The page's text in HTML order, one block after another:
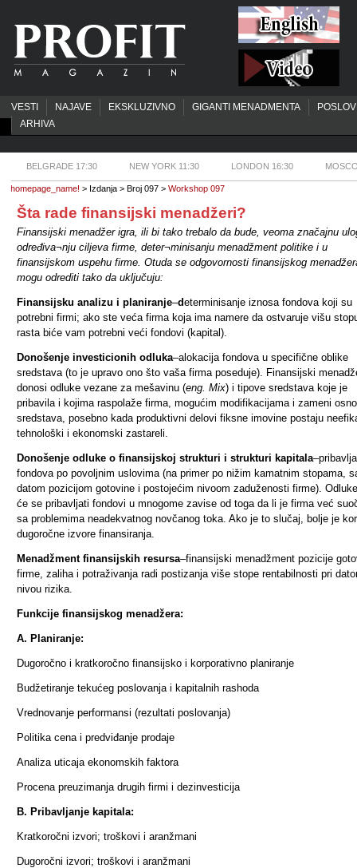
VESTI NAJAVE EKSKLUZIVNO GIGANTI MENADMENTA
ARHIVA
BELGRADE 17:30 NEW YORK 11:30 LONDON 16:30
homepage_name! > Izdanja > Broj 097 > Workshop 097
Šta rade finansijski menadžeri?
Finansijski menadžer igra, ili bi tako trebalo da bude, veoma značajnu
određiva¬nju ciljeva firme, deter¬minisanju menadžment politike i u
finansijskom uspehu firme. Otuda se odgovornosti finansijskog
mogu odrediti tako da uključuju:
Finansijsku analizu i planiranje–determinisanje iznosa fondova koji su
potrebni firmi; ako ste veća firma koja ima namere da ostvaruje višu
rasta biće vam potrebni veći fondovi (kapital).
Donošenje investicionih odluka–alokacija fondova u specifične oblike
sredstava (to je upravo ono što vaša firma poseduje). Finansijski
donosi odluke vezane za mešavinu (eng. Mix) i tipove sredstava koje je
pribavila i kojima raspolaže firma, mogućim modifikacijama i zameni
sredstava, posebno kada produktivni delovi fiksne imovine postaju
tehnološki i ekonomski zastareli.
Donošenje odluke o finansijskoj strukturi i strukturi kapitala
fondova po povoljnim uslovima (na primer po nižim kamatnim stopama,
datom pozicijom gotovine i postojećim nivoom zaduženosti firme).
će se pribavljati fondovi u mnogome zavise od toga da li je firma već
sa problemima neadekvatnog novčanog toka. Ako je to slučaj, bolje je
dugoročne izvore finansiranja.
Menadžment finansijskih resursa–finansijski menadžment pozicije
firme, zaliha i potraživanja radi postizanja više stope rentabilnosti pri
nivou rizika.
Funkcije finansijskog menadžera:
A. Planiranje:
Dugoročno i kratkoročno finansijsko i korporativno planiranje
Budžetiranje tekućeg poslovanja i kapitalnih rashoda
Vrednovanje performansi (rezultati poslovanja)
Politika cena i predviđanje prodaje
Analiza uticaja ekonomskih faktora
Procena preuzimanja drugih firmi i dezinvesticija
B. Pribavljanje kapitala:
Kratkoročni izvori; troškovi i aranžmani
Dugoročni izvori; troškovi i aranžmani